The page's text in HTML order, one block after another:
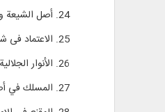
24. أصل الشيعة و أصولها، محمدحسين كاشف الغطاء؛
25. الاعتماد فی شرح واجب الاعتقاد، عبدالله سیوری؛
26. الأنوار الجلالية في شرح الفصول النصيرية، فاضل مقداد؛
27. المسلك في أصول الدين‏، محقق حلی؛